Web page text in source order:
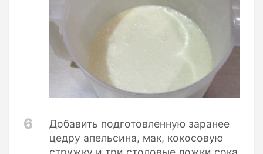
6
Добавить подготовленную заранее
цедру апельсина, мак, кокосовую